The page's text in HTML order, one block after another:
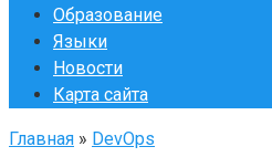
Образование
Языки
Новости
Карта сайта
Главная » DevOps